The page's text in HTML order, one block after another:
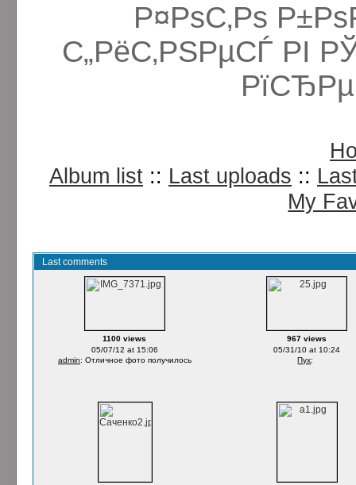
Р¤РѕС‚Рѕ
С„РёС‚РЅРµСЃ РІ
Album list :: Last uploads ::
My
Last comments
1100 views
05/07/12 at 15:06
admin: Отличное фото получилось
967 views
05/31/10 at 10:24
Пух: